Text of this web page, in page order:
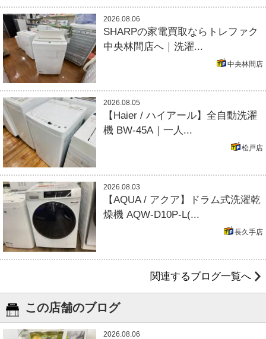
2026.08.06
SHARPの家電買取ならトレファク
中央林間店へ｜洗濯...
中央林間店
2026.08.05
【Haier / ハイアール】全自動洗濯
機 BW-45A｜一人...
松戸店
2026.08.03
【AQUA / アクア】ドラム式洗濯乾
燥機 AQW-D10P-L(...
長久手店
関連するブログ一覧へ
この店舗のブログ
2026.08.06